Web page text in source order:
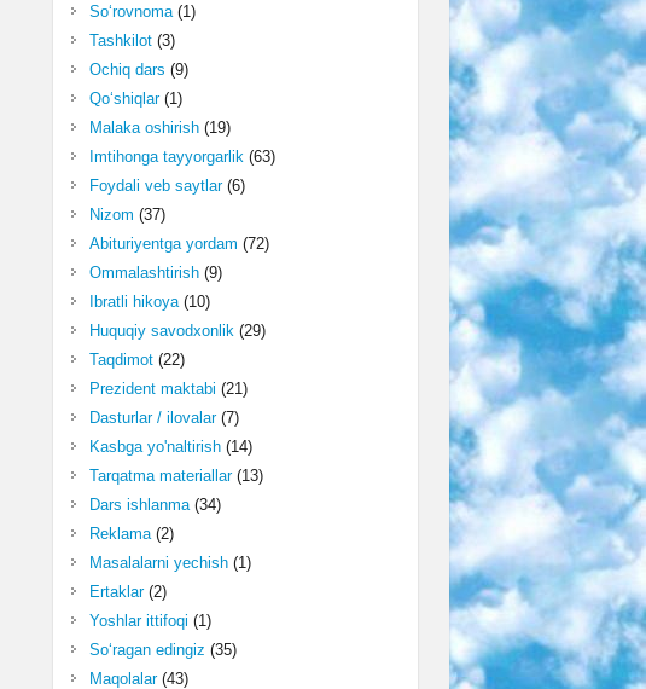
So‘rovnoma(1)
Tashkilot(3)
Ochiq dars (9)
Qo‘shiqlar(1)
Malaka oshirish(19)
Imtihonga tayyorgarlik(63)
Foydali veb saytlar(6)
Nizom (37)
Abituriyentga yordam (72)
Ommalashtirish(9)
Ibratli hikoya(10)
Huquqiy savodxonlik(29)
Taqdimot(22)
Prezident maktabi (21)
Dasturlar / ilovalar(7)
Kasbga yo'naltirish(14)
Tarqatma materiallar(13)
Dars ishlanma(34)
Reklama(2)
Masalalarni yechish(1)
Ertaklar(2)
Yoshlar ittifoqi (1)
So‘ragan edingiz (35)
Maqolalar(43)